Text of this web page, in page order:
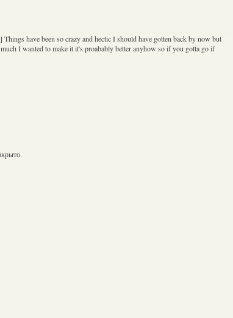
Things have been so crazy and hectic I should have gotten back by now but
I wanted to make it it's proabably better anyhow so if you gotta go if